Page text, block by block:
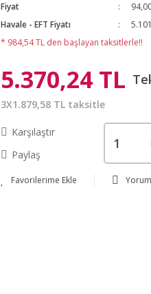
Fiyat
Havale - EFT Fiyatı
* 984,54 TL den başlayan taksitlerle!!
5.370,24 TL
3X1.879,58 TL taksitle
Karşılaştır
Paylaş